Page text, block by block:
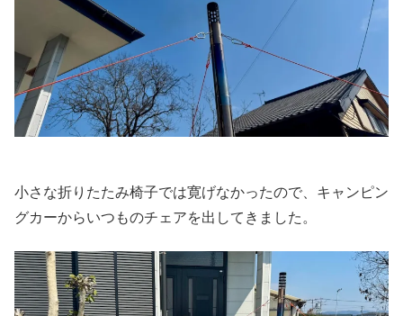
小さな折りたたみ椅子では寛げなかったので、キャンピン
グカーからいつものチェアを出してきました。